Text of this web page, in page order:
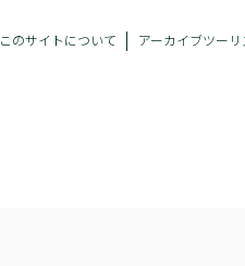
このサイトについて アーカイブツーリ